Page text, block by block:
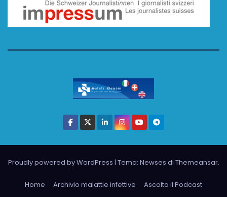
Proudly powered by WordPress | Tema: Newses di Themeansar.
Home Archivio malattie infettive
Ascolta il Podcast